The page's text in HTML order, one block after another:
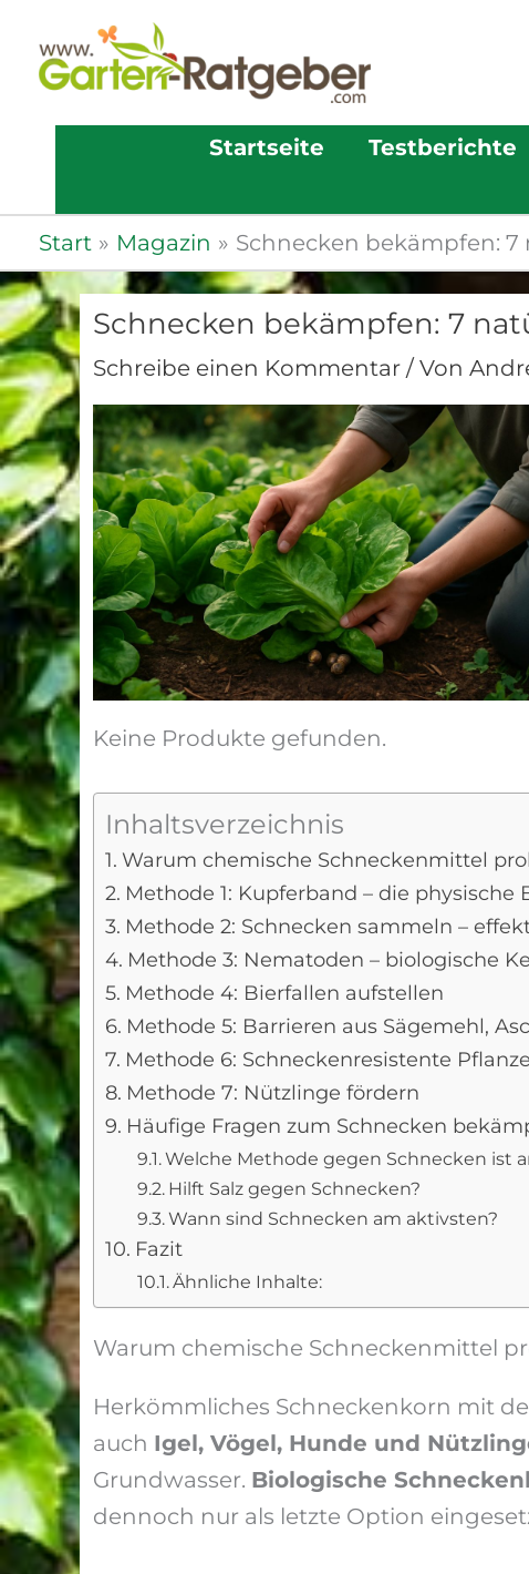
Startseite Testberichte
Start Magazin Schnecken bekämpfen:
Schnecken bekämpfen: 7
Schreibe einen Kommentar / Von
Keine Produkte gefunden.
Inhaltsverzeichnis
Warum chemische Schneckenmittel
Methode 1: Kupferband – die physische
Methode 2: Schnecken sammeln –
Methode 3: Nematoden – biologische
Methode 4: Bierfallen aufstellen
Methode 5: Barrieren aus Sägemehl,
Methode 6: Schneckenresistente
Methode 7: Nützlinge fördern
Häufige Fragen zum Schnecken
Welche Methode gegen Schnecken ist
Hilft Salz gegen Schnecken?
Wann sind Schnecken am aktivsten?
Fazit
Ähnliche Inhalte:
Warum chemische Schneckenmittel
Herkömmliches Schneckenkorn mit
auch Igel, Vögel, Hunde und
Grundwasser. Biologische
dennoch nur als letzte Option